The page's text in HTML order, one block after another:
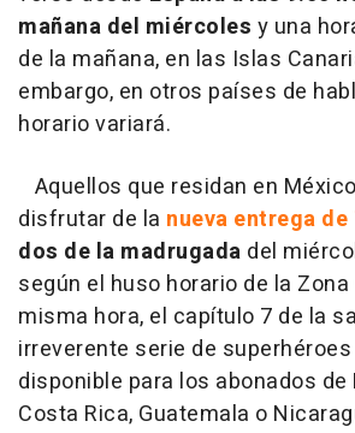
mañana del miércoles y una
de la mañana, en las Islas
embargo, en otros países de
horario variará.
Aquellos que residan en
disfrutar de la nueva entrega de
dos de la madrugada del
según el huso horario de la
misma hora, el capítulo 7 de la
irreverente serie de
disponible para los abonados de
Costa Rica, Guatemala o